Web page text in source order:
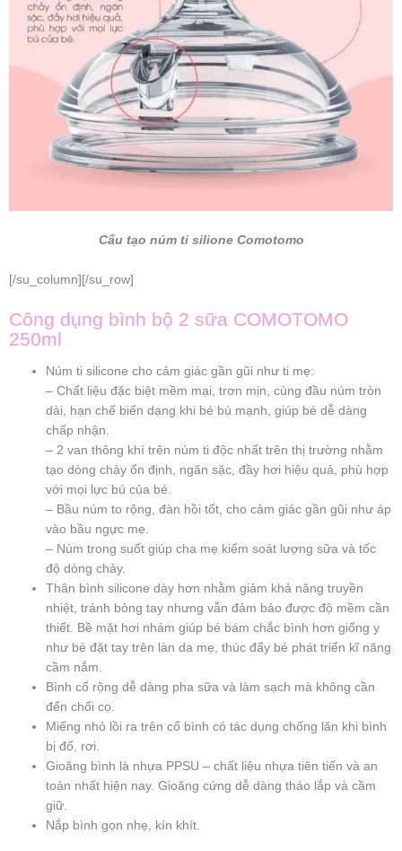
Cấu tạo núm ti silione Comotomo
[/su_column][/su_row]
Công dụng bình bộ 2 sữa COMOTOMO
250ml
Núm ti silicone cho cảm giác gần gũi như ti mẹ:
– Chất liệu đặc biệt mềm mại, trơn mịn, cùng đầu núm tròn
dài, hạn chế biến dạng khi bé bú mạnh, giúp bé dễ dàng
chấp nhận.
– 2 van thông khí trên núm ti độc nhất trên thị trường nhằm
tạo dòng chảy ổn định, ngăn sặc, đầy hơi hiệu quả, phù hợp
với mọi lực bú của bé.
– Bầu núm to rộng, đàn hồi tốt, cho cảm giác gần gũi như áp
vào bầu ngực mẹ.
– Núm trong suốt giúp cha mẹ kiểm soát lượng sữa và tốc
độ dòng chảy.
Thân bình silicone dày hơn nhằm giảm khả năng truyền
nhiệt, tránh bỏng tay nhưng vẫn đảm bảo được độ mềm cần
thiết. Bề mặt hơi nhám giúp bé bám chắc bình hơn giống y
như bé đặt tay trên làn da mẹ, thúc đẩy bé phát triển kĩ năng
cầm nắm.
Bình cổ rộng dễ dàng pha sữa và làm sạch mà không cần
đến chổi cọ.
Miếng nhỏ lồi ra trên cổ bình có tác dụng chống lăn khi bình
bị đổ, rơi.
Gioăng bình là nhựa PPSU – chất liệu nhựa tiên tiến và an
toàn nhất hiện nay. Gioăng cứng dễ dàng tháo lắp và cầm
giữ.
Nắp bình gọn nhẹ, kín khít.